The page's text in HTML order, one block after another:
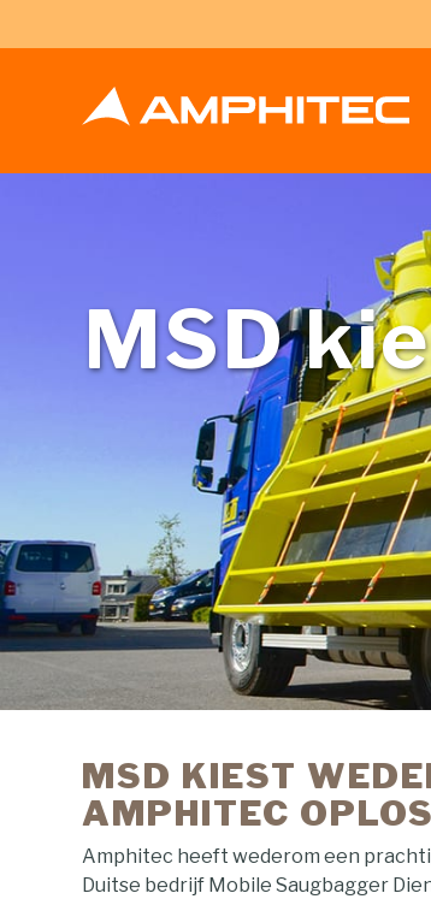
MSD
MSD KIEST
AMPHITEC
Amphitec heeft wederom een
Duitse bedrijf Mobile Saugbagger